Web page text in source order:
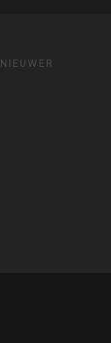
NIEUWER